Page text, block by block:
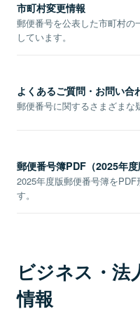
市町村変更情報
郵便番号を公表した市町村
しています。
よくあるご質問・お問い合
郵便番号に関するさまざまな
郵便番号簿PDF（2025年度
2025年度版郵便番号簿を
す。
ビジネス・法
情報